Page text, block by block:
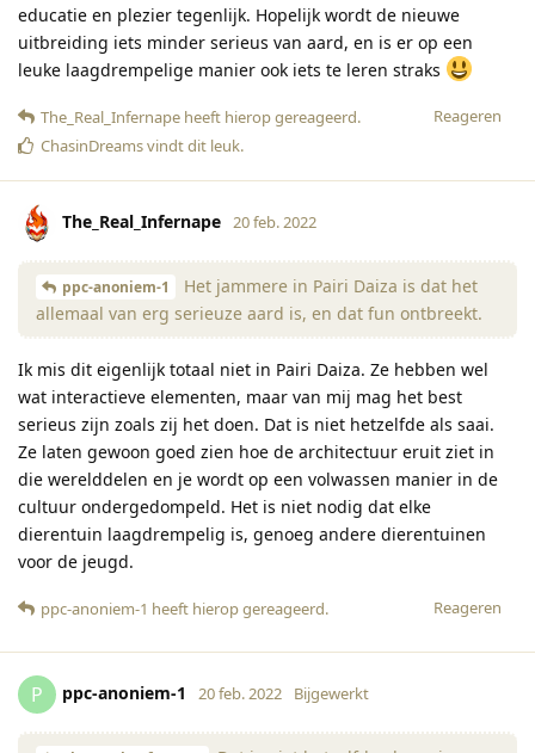
educatie en plezier tegenlijk. Hopelijk wordt de nieuwe
uitbreiding iets minder serieus van aard, en is er op een
leuke laagdrempelige manier ook iets te leren straks
Reageren
The_Real_Infernape heeft hierop gereageerd.
ChasinDreamsvindt dit leuk.
The_Real_Infernape 20 feb. 2022
ppc-anoniem-1
Het jammere in Pairi Daiza is dat het
allemaal van erg serieuze aard is, en dat fun ontbreekt.
Ik mis dit eigenlijk totaal niet in Pairi Daiza. Ze hebben wel
wat interactieve elementen, maar van mij mag het best
serieus zijn zoals zij het doen. Dat is niet hetzelfde als saai.
Ze laten gewoon goed zien hoe de architectuur eruit ziet in
die werelddelen en je wordt op een volwassen manier in de
cultuur ondergedompeld. Het is niet nodig dat elke
dierentuin laagdrempelig is, genoeg andere dierentuinen
voor de jeugd.
Reageren
ppc-anoniem-1 heeft hierop gereageerd.
P ppc-anoniem-1 20 feb. 2022 Bijgewerkt